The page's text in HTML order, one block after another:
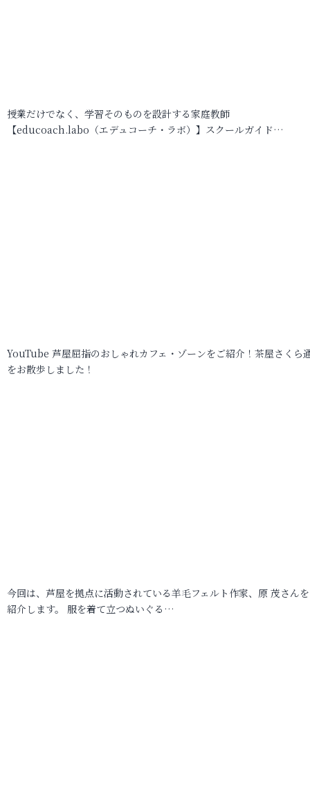
授業だけでなく、学習そのものを設計する家庭教師
【educoach.labo（エデュコーチ・ラボ）】スクールガイド…
YouTube 芦屋屈指のおしゃれカフェ・ゾーンをご紹介！茶屋さくら
をお散歩しました！
今回は、芦屋を拠点に活動されている羊毛フェルト作家、原 茂さん
紹介します。 服を着て立つぬいぐる…